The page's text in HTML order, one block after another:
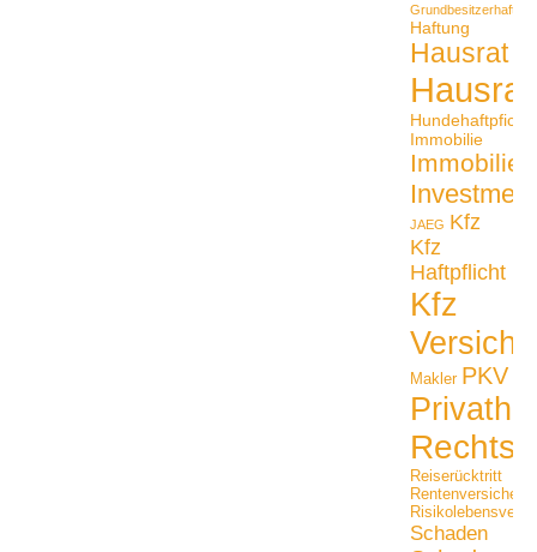
Haftung
Hausrat
Hundehaftpficht
Immobilie
JAEG Kfz
Kfz
Haftpflicht
Kfz
Makler PKV
Reiserücktritt
Schaden